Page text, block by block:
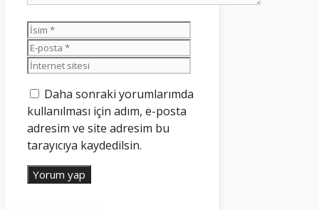
İsim
Daha sonraki yorumlarımda
kullanılması için adım, e-posta
adresim ve site adresim bu
tarayıcıya kaydedilsin.